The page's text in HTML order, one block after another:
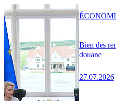
Bien des
douane
27.07.2026